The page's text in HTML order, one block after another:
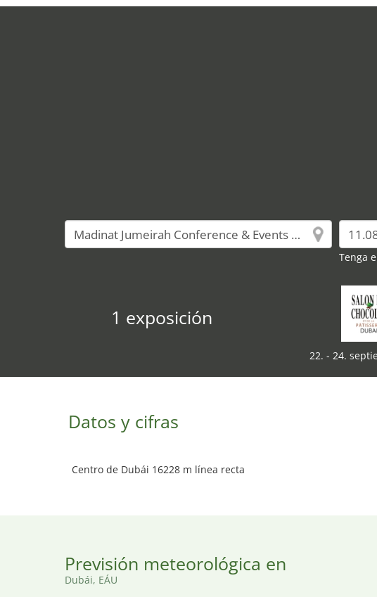
Tenga
1 exposición
22. - 24.
Datos y cifras
Centro de Dubái 16228 m línea recta
Previsión meteorológica en
Dubái, EÁU